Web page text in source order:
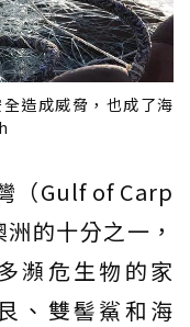
造成威脅，也成了海
（Gulf of Carp
的十分之一，
瀕危生物的家
、雙髻鯊和海